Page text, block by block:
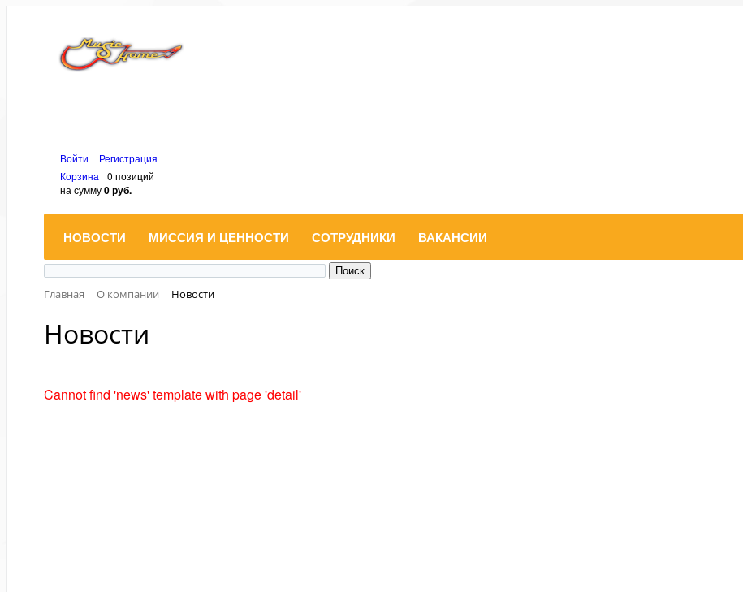
Войти
Регистрация
Корзина
0 позиций
на сумму0 руб.
НОВОСТИ МИССИЯ И ЦЕННОСТИ СОТРУДНИКИ ВАКАНСИИ
Главная О компании Новости
Новости
Cannot find 'news' template with page 'detail'